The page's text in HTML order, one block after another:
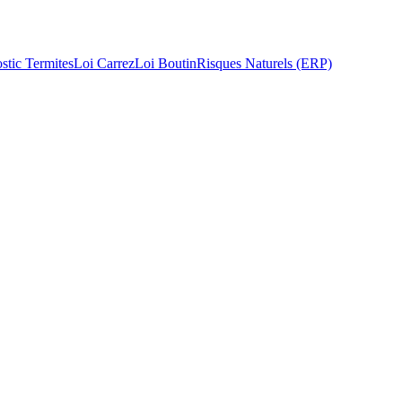
TermitesLoi CarrezLoi BoutinRisques Naturels (ERP)